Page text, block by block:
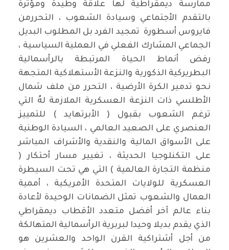
ممارسة ديمقراطية لها علاقة وطيدة ومؤثرة
بالتقدم الأجتماعي وسيادة الشعوب ، التحررمن
فايروس أسطورة تمجيد الفرد بل المطلوب البديل
الجماعي المشارك الفعلي في العملية السياسية ،
رفض أنماط الحياة المرتبطة بالرأسمالية
البطريركية الذكورية والنزعة الأستهلاكية المتجهة
نحو تدمير الكرة الأرضية ، التحرر من ملف شمال
الأطلسي ذات النزعة العسكرية الملازمة لهُ التي
ترغم الشعوب بقبول ( الأبرتهايد ) للتمييز
العنصري على الصعيد العالمي ، السيادة الوطنية
على الأسواق المالية والنقدية والأشراف المباشر
على التكنلوجيا الحديثة ، تغيير مسار أحتكار (
منظمة التجارة العالمية ) التي هي تحت السيطرة
العسكرية للولايات المتحدة الأمريكية ، أممية
العمال والشعوب تمثل الضمانات الوحيدة لأعادة
بناء عالم آخر أفضل متعدد الأقطاب ديمقراطي
الذي يقدم بديلا وحيدا لبربرية الرأسمالية المتهالكة
من أجل أشتراكية القرن الواحد والعشرين هو